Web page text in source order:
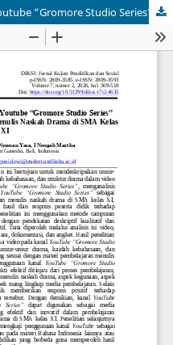
Efektivitas Penggunaan Video Youtube “Gromore Studio Series” Sebagai Media Pembelajaran Menulis Naskah Drama di SMA Kelas XI